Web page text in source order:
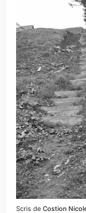
Scris de Costion